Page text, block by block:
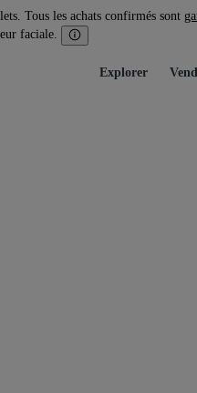
Tous les achats confirmés sont
faciale.
Explorer